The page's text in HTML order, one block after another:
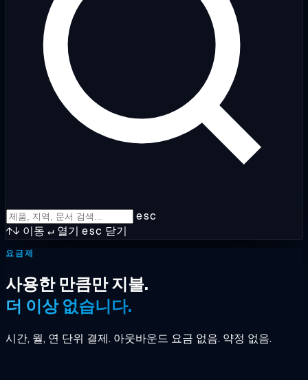
esc
↑↓ 이동 ↵ 열기 esc 닫기
요금제
사용한 만큼만 지불.
더 이상 없습니다.
시간, 월, 연 단위 결제. 아웃바운드 요금 없음. 약정 없음.